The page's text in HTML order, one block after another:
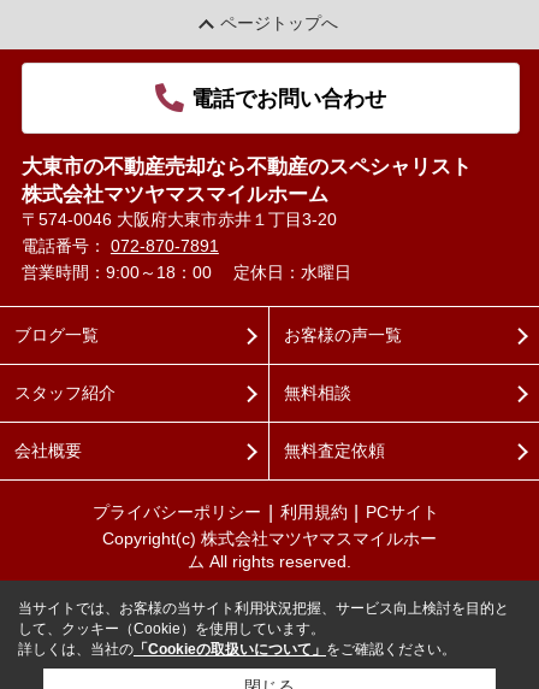
ページトップへ
電話でお問い合わせ
大東市の不動産売却なら不動産のスペシャリスト
株式会社マツヤマスマイルホーム
〒574-0046 大阪府大東市赤井１丁目3-20
電話番号： 072-870-7891
営業時間：9:00～18：00
定休日：水曜日
ブログ一覧
スタッフ紹介
会社概要
お客様の声一覧
無料相談
無料査定依頼
プライバシーポリシー 利用規約
PCサイト
Copyright(c) 株式会社マツヤマスマイルホー
ム All rights reserved.
当サイトでは、お客様の当サイト利用状況把握、サービス向上検討を目的と
して、クッキー（Cookie）を使用しています。
詳しくは、当社の 「Cookieの取扱いについて」 をご確認ください。